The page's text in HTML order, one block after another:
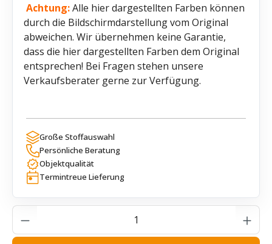
Achtung:Alle hier dargestellten Farben können
durch die Bildschirmdarstellung vom Original
abweichen. Wir übernehmen keine Garantie,
dass die hier dargestellten Farben dem Original
entsprechen! Bei Fragen stehen unsere
Verkaufsberater gerne zur Verfügung.
Große Stoffauswahl
Persönliche Beratung
Objektqualität
Termintreue Lieferung
Produkt Anzahl: Gib den gewünschten